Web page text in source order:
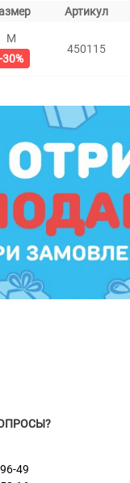
Артикул
M
-30%
450115
49